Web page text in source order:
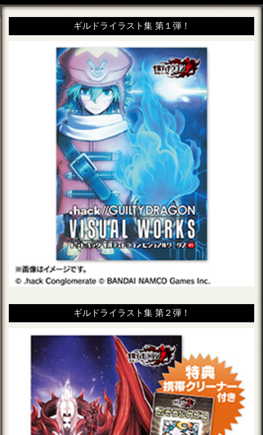
ギルドライラスト集 第１弾！
ギルドライラスト集 第２弾！